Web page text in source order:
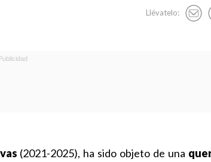
Llévatelo:
(2021-2025), ha sido objeto de una